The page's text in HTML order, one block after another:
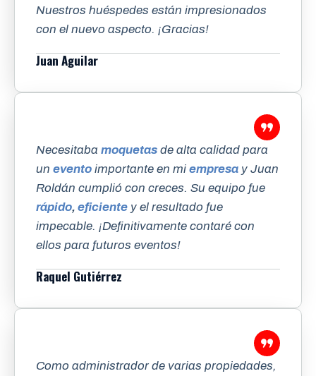
Nuestros huéspedes están impresionados
con el nuevo aspecto. ¡Gracias!
Juan Aguilar
Necesitaba moquetas de alta calidad para
un evento importante en mi empresa y Juan
Roldán cumplió con creces. Su equipo fue
rápido, eficiente y el resultado fue
impecable. ¡Definitivamente contaré con
ellos para futuros eventos!
Raquel Gutiérrez
Como administrador de varias propiedades,